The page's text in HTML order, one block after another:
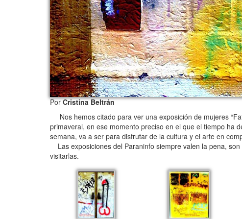
PorCristina Beltrán
Nos hemos citado para ver una exposición de mujeres
primaveral, en ese momento preciso en el que el tiempo ha
semana, va a ser para disfrutar de la cultura y el arte en
Las exposiciones del Paraninfo siempre valen la pena,
visitarlas.